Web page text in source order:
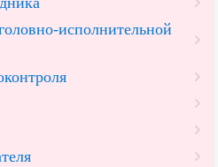
исполнительной